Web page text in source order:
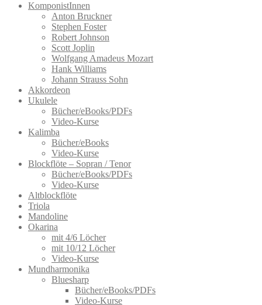
können
auf
der
Produktseite
gewählt
werden
KomponistInnen
Anton Bruckner
Stephen Foster
Robert Johnson
Scott Joplin
Wolfgang Amadeus Mozart
Hank Williams
Johann Strauss Sohn
Akkordeon
Ukulele
Bücher/eBooks/PDFs
Video-Kurse
Kalimba
Bücher/eBooks
Video-Kurse
Blockflöte – Sopran / Tenor
Bücher/eBooks/PDFs
Video-Kurse
Altblockflöte
Triola
Mandoline
Okarina
mit 4/6 Löcher
mit 10/12 Löcher
Video-Kurse
Mundharmonika
Bluesharp
Bücher/eBooks/PDFs
Video-Kurse